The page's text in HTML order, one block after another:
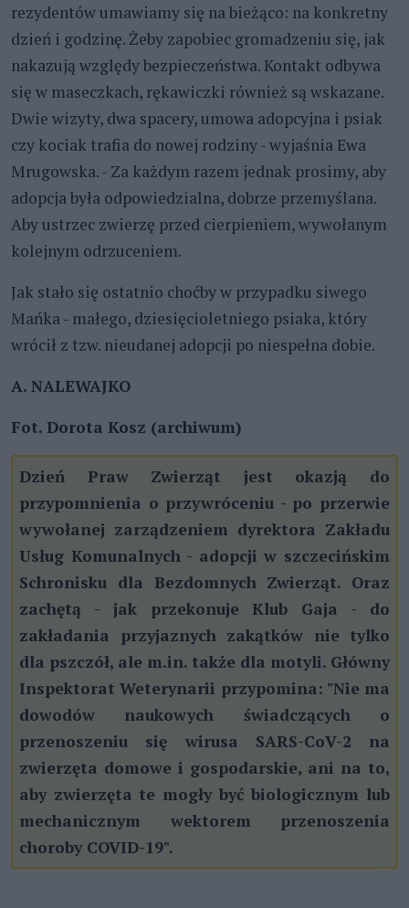
rezydentów umawiamy się na bieżąco: na konkretny
dzień i godzinę. Żeby zapobiec gromadzeniu się, jak
nakazują względy bezpieczeństwa. Kontakt odbywa
się w maseczkach, rękawiczki również są wskazane.
Dwie wizyty, dwa spacery, umowa adopcyjna i psiak
czy kociak trafia do nowej rodziny - wyjaśnia Ewa
Mrugowska. - Za każdym razem jednak prosimy, aby
adopcja była odpowiedzialna, dobrze przemyślana.
Aby ustrzec zwierzę przed cierpieniem, wywołanym
kolejnym odrzuceniem.
Jak stało się ostatnio choćby w przypadku siwego
Mańka - małego, dziesięcioletniego psiaka, który
wrócił z tzw. nieudanej adopcji po niespełna dobie.
A. NALEWAJKO
Fot. Dorota Kosz (archiwum)
Dzień Praw Zwierząt jest okazją do
przypomnienia o przywróceniu - po przerwie
wywołanej zarządzeniem dyrektora Zakładu
Usług Komunalnych - adopcji w szczecińskim
Schronisku dla Bezdomnych Zwierząt. Oraz
zachętą - jak przekonuje Klub Gaja - do
zakładania przyjaznych zakątków nie tylko
dla pszczół, ale m.in. także dla motyli. Główny
Inspektorat Weterynarii przypomina: "Nie ma
dowodów naukowych świadczących o
przenoszeniu się wirusa SARS-CoV-2 na
zwierzęta domowe i gospodarskie, ani na to,
aby zwierzęta te mogły być biologicznym lub
mechanicznym wektorem przenoszenia
choroby COVID-19".